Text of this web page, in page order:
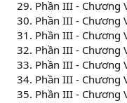
Phần III - Chương
Phần III - Chương
Phần III - Chương
Phần III - Chương
Phần III - Chương
Phần III - Chương
Phần III - Chương